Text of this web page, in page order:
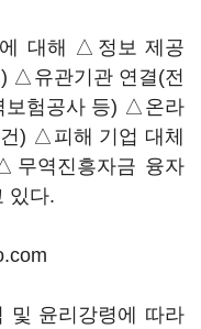
에 대해 △정보 제공
) △유관기관 연결(전
보험공사 등) △온라
) △피해 기업 대체
무역진흥자금 융자
있다.
및 윤리강령에 따라